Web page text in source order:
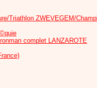
Triathlon ZWEVEGEM/
complet LANZAROTE